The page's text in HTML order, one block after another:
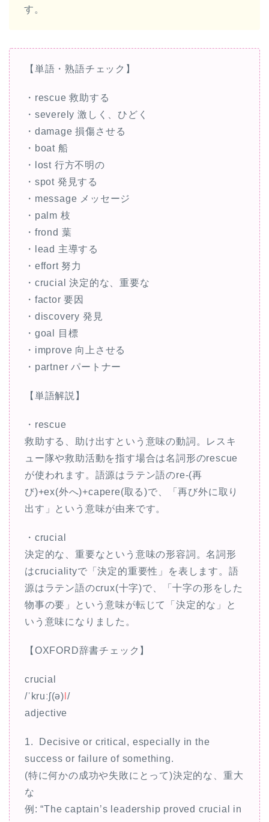
す。
【単語・熟語チェック】
・rescue 救助する
・severely 激しく、ひどく
・damage 損傷させる
・boat 船
・lost 行方不明の
・spot 発見する
・message メッセージ
・palm 枝
・frond 葉
・lead 主導する
・effort 努力
・crucial 決定的な、重要な
・factor 要因
・discovery 発見
・goal 目標
・improve 向上させる
・partner パートナー
【単語解説】
・rescue
救助する、助け出すという意味の動詞。レスキ
ュー隊や救助活動を指す場合は名詞形のrescue
が使われます。語源はラテン語のre-(再
び)+ex(外へ)+capere(取る)で、「再び外に取り
出す」という意味が由来です。
・crucial
決定的な、重要なという意味の形容詞。名詞形
はcrucialityで「決定的重要性」を表します。語
源はラテン語のcrux(十字)で、「十字の形をした
物事の要」という意味が転じて「決定的な」と
いう意味になりました。
【OXFORD辞書チェック】
crucial
/ˈkruːʃ(ə) /
adjective
1. Decisive or critical, especially in the
success or failure of something.
(特に何かの成功や失敗にとって)決定的な、重大
な
例: “The captain’s leadership proved crucial in